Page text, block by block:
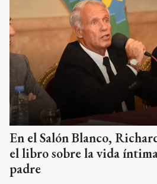
En el Salón Blanco,
el libro sobre la vida
padre